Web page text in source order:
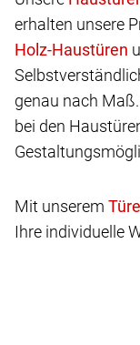
erhalten unsere
genau nach
bei den
Mit unserem
Ihre individuelle